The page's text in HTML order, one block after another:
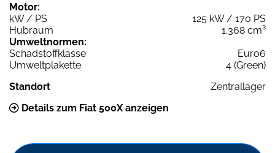
Motor:
kW / PS
125 kW / 170 PS
Hubraum
1.368 cm³
Umweltnormen:
Schadstoffklasse
Euro6
Umweltplakette
4 (Green)
Standort
Zentrallager
Details zum Fiat 500X anzeigen